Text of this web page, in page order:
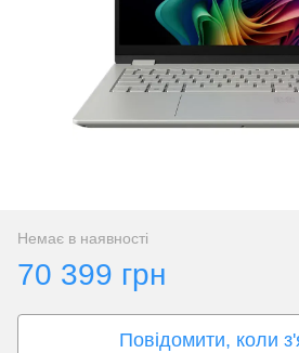
Немає в наявності
70 399 грн
Повідомити, коли